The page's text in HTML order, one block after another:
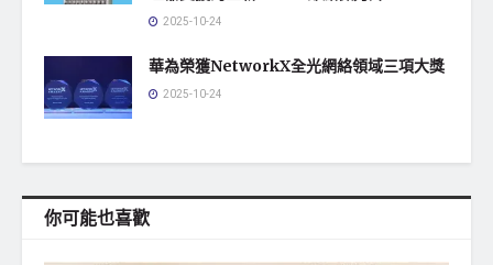
2025-10-24
華為榮獲NetworkX全光網絡領域三項大獎
2025-10-24
你可能也喜歡